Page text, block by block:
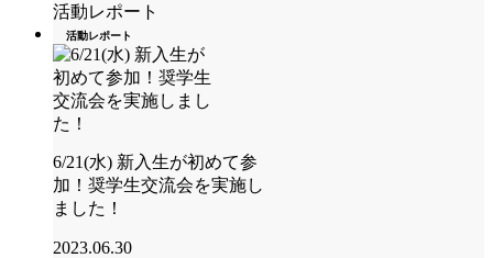
活動レポート
活動レポート
6/21(水) 新入生が初めて参
加！奨学生交流会を実施し
ました！
2023.06.30